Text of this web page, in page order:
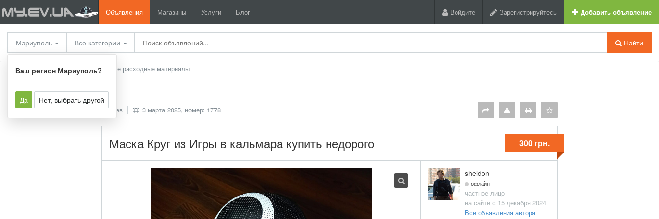
Объявления Магазины Услуги Блог Войдите Зарегистрируйтесь Добавить объявление
Мариуполь
Ваш регион Мариуполь?
Да Нет, выбрать другой
Все категории Найти
Расходные материалы Прочие расходные материалы
Киев 3 марта 2025, номер: 1778
Маска Круг из Игры в кальмара купить недорого 300 грн.
sheldon
офлайн
частное лицо
на сайте с 15 декабря 2024
Все объявления автора